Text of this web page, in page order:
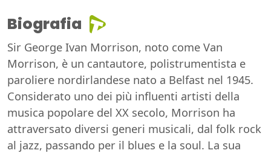
Biografia
Sir George Ivan Morrison, noto come Van
Morrison, è un cantautore, polistrumentista e
paroliere nordirlandese nato a Belfast nel 1945.
Considerato uno dei più influenti artisti della
musica popolare del XX secolo, Morrison ha
attraversato diversi generi musicali, dal folk rock
al jazz, passando per il blues e la soul. La sua